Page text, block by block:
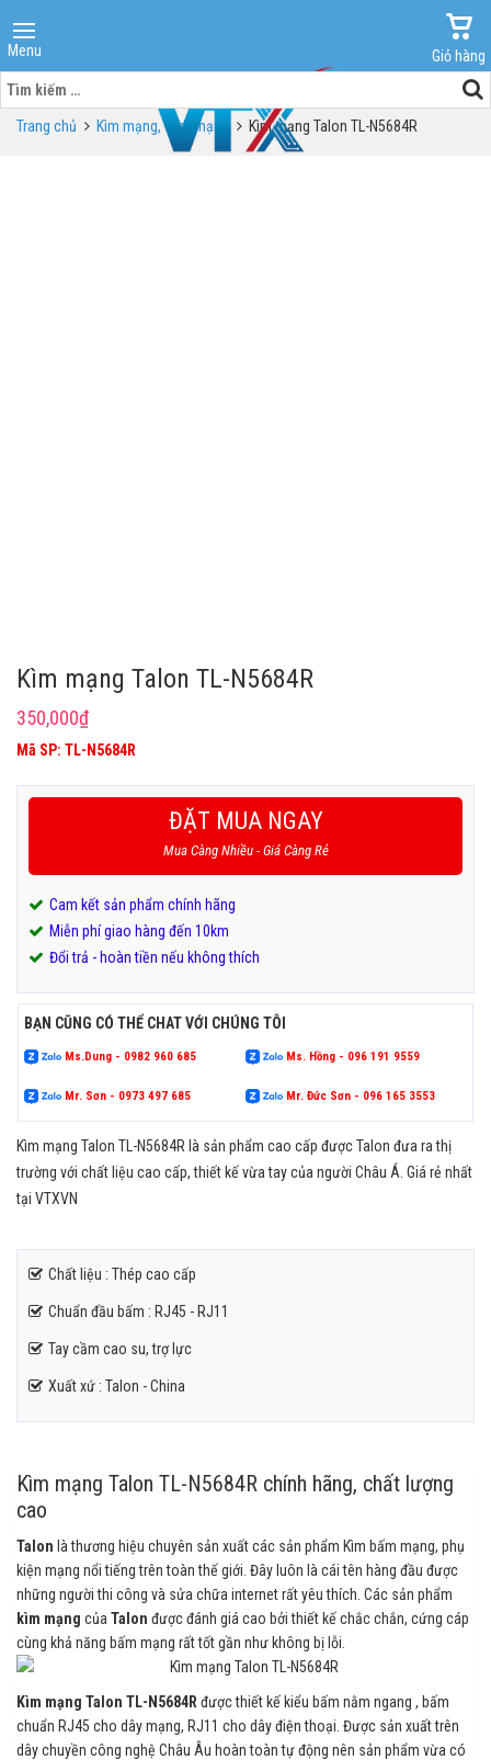
Menu
Giỏ hàng
Tìm
kiếm
cho:Trang chủ Kìm mạng, Test mạng Kìm mạng Talon TL-N5684R
Kìm mạng Talon TL-N5684R
350,000₫
Mã SP: TL-N5684R
ĐẶT MUA NGAY
Mua Càng Nhiều - Giá Càng Rẻ
Cam kết sản phẩm chính hãng
Miễn phí giao hàng đến 10km
Đổi trả - hoàn tiền nếu không thích
BẠN CŨNG CÓ THỂ CHAT VỚI CHÚNG TÔI
Ms.Dung - 0982 960 685 Ms. Hồng - 096 191 9559
Mr. Sơn - 0973 497 685 Mr. Đức Sơn - 096 165 3553
Kìm mạng Talon TL-N5684R là sản phẩm cao cấp được Talon đưa ra thị
trường với chất liệu cao cấp, thiết kế vừa tay của người Châu Á. Giá rẻ nhất
tại VTXVN
Chất liệu : Thép cao cấp
Chuẩn đầu bấm : RJ45 - RJ11
Tay cầm cao su, trợ lực
Xuất xứ : Talon - China
Kìm mạng Talon TL-N5684R chính hãng, chất lượng
cao
Talon là thương hiệu chuyên sản xuất các sản phẩm Kìm bấm mạng, phụ
kiện mạng nổi tiếng trên toàn thế giới. Đây luôn là cái tên hàng đầu được
những người thi công và sửa chữa internet rất yêu thích. Các sản phẩm
kìm mạng của Talon được đánh giá cao bởi thiết kế chắc chắn, cứng cáp
cùng khả năng bấm mạng rất tốt gần như không bị lỗi.
Kìm mạng Talon TL-N5684R được thiết kế kiểu bấm nằm ngang , bấm
chuẩn RJ45 cho dây mạng, RJ11 cho dây điện thoại. Được sản xuất trên
dây chuyền công nghệ Châu Âu hoàn toàn tự động nên sản phẩm vừa có